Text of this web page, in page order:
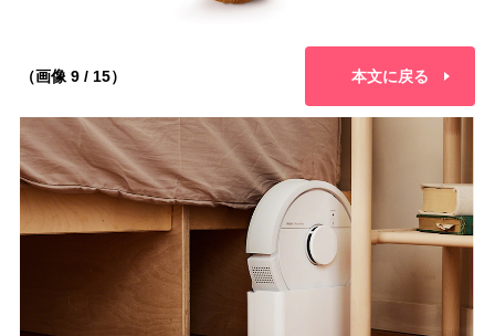
（画像 9 / 15） 本文に戻る